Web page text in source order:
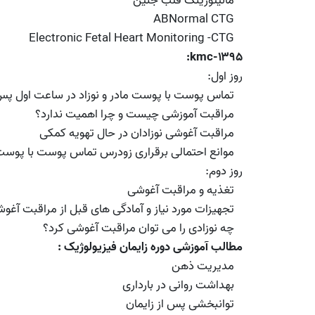
ABNormal CTG
Electronic Fetal Heart Monitoring -CTG
kmc-۱۳۹۵:
روز اول:
تماس پوست با پوست مادر و نوزاد در ساعت اول
مراقبت آموزشی چیست و چرا اهمیت ندارد؟
مراقبت آغوشی نوزادان در حال تهویه کمکی
موانع احتمالی برقراری زودرس تماس پوست با
روز دوم:
تغذیه و مراقبت آغوشی
تجهیزات مورد نیاز و آمادگی های قبل از مراقبت
چه نوزادی را می توان مراقبت آغوشی کرد؟
مطالب آموزشی دوره زایمان فیزیولوژیک :
مدیریت ذهن
بهداشت روانی در بارداری
توانبخشی پس از زایمان